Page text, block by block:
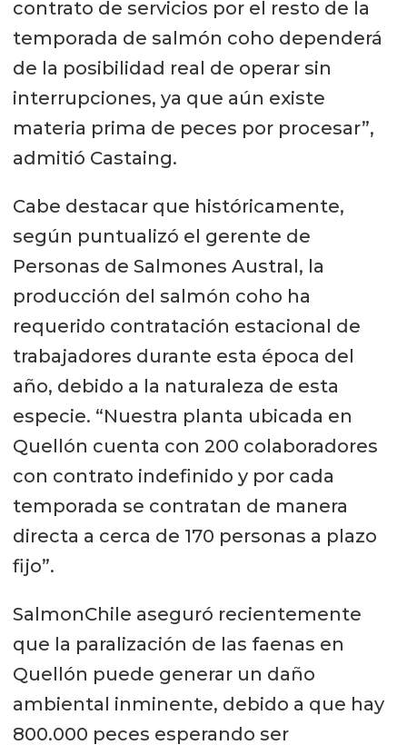
contrato de servicios por el resto de la
temporada de salmón coho dependerá
de la posibilidad real de operar sin
interrupciones, ya que aún existe
materia prima de peces por procesar”,
admitió Castaing.
Cabe destacar que históricamente,
según puntualizó el gerente de
Personas de Salmones Austral, la
producción del salmón coho ha
requerido contratación estacional de
trabajadores durante esta época del
año, debido a la naturaleza de esta
especie. “Nuestra planta ubicada en
Quellón cuenta con 200 colaboradores
con contrato indefinido y por cada
temporada se contratan de manera
directa a cerca de 170 personas a plazo
fijo”.
SalmonChile aseguró recientemente
que la paralización de las faenas en
Quellón puede generar un daño
ambiental inminente, debido a que hay
800.000 peces esperando ser